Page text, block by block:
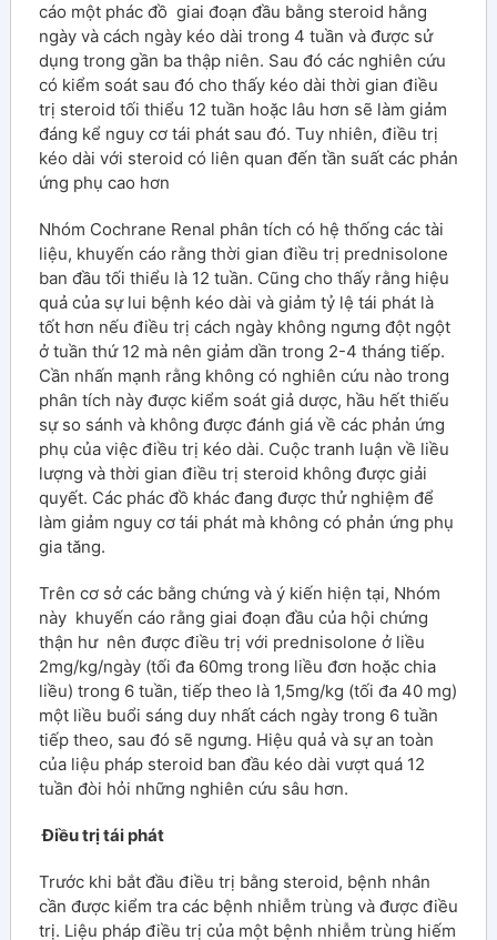
cáo một phác đồ giai đoạn đầu bằng steroid hằng
ngày và cách ngày kéo dài trong 4 tuần và được sử
dụng trong gần ba thập niên. Sau đó các nghiên cứu
có kiểm soát sau đó cho thấy kéo dài thời gian điều
trị steroid tối thiểu 12 tuần hoặc lâu hơn sẽ làm giảm
đáng kể nguy cơ tái phát sau đó. Tuy nhiên, điều trị
kéo dài với steroid có liên quan đến tần suất các phản
ứng phụ cao hơn
Nhóm Cochrane Renal phân tích có hệ thống các tài
liệu, khuyến cáo rằng thời gian điều trị prednisolone
ban đầu tối thiểu là 12 tuần. Cũng cho thấy rằng hiệu
quả của sự lui bệnh kéo dài và giảm tỷ lệ tái phát là
tốt hơn nếu điều trị cách ngày không ngưng đột ngột
ở tuần thứ 12 mà nên giảm dần trong 2-4 tháng tiếp.
Cần nhấn mạnh rằng không có nghiên cứu nào trong
phân tích này được kiểm soát giả dược, hầu hết thiếu
sự so sánh và không được đánh giá về các phản ứng
phụ của việc điều trị kéo dài. Cuộc tranh luận về liều
lượng và thời gian điều trị steroid không được giải
quyết. Các phác đồ khác đang được thử nghiệm để
làm giảm nguy cơ tái phát mà không có phản ứng phụ
gia tăng.
Trên cơ sở các bằng chứng và ý kiến ​​hiện tại, Nhóm
này khuyến cáo rằng giai đoạn đầu của hội chứng
thận hư nên được điều trị với prednisolone ở liều
2mg/kg/ngày (tối đa 60mg trong liều đơn hoặc chia
liều) trong 6 tuần, tiếp theo là 1,5mg/kg (tối đa 40 mg)
một liều buổi sáng duy nhất cách ngày trong 6 tuần
tiếp theo, sau đó sẽ ngưng. Hiệu quả và sự an toàn
của liệu pháp steroid ban đầu kéo dài vượt quá 12
tuần đòi hỏi những nghiên cứu sâu hơn.
Điều trị tái phát
Trước khi bắt đầu điều trị bằng steroid, bệnh nhân
cần được kiểm tra các bệnh nhiễm trùng và được điều
trị. Liệu pháp điều trị của một bệnh nhiễm trùng hiếm